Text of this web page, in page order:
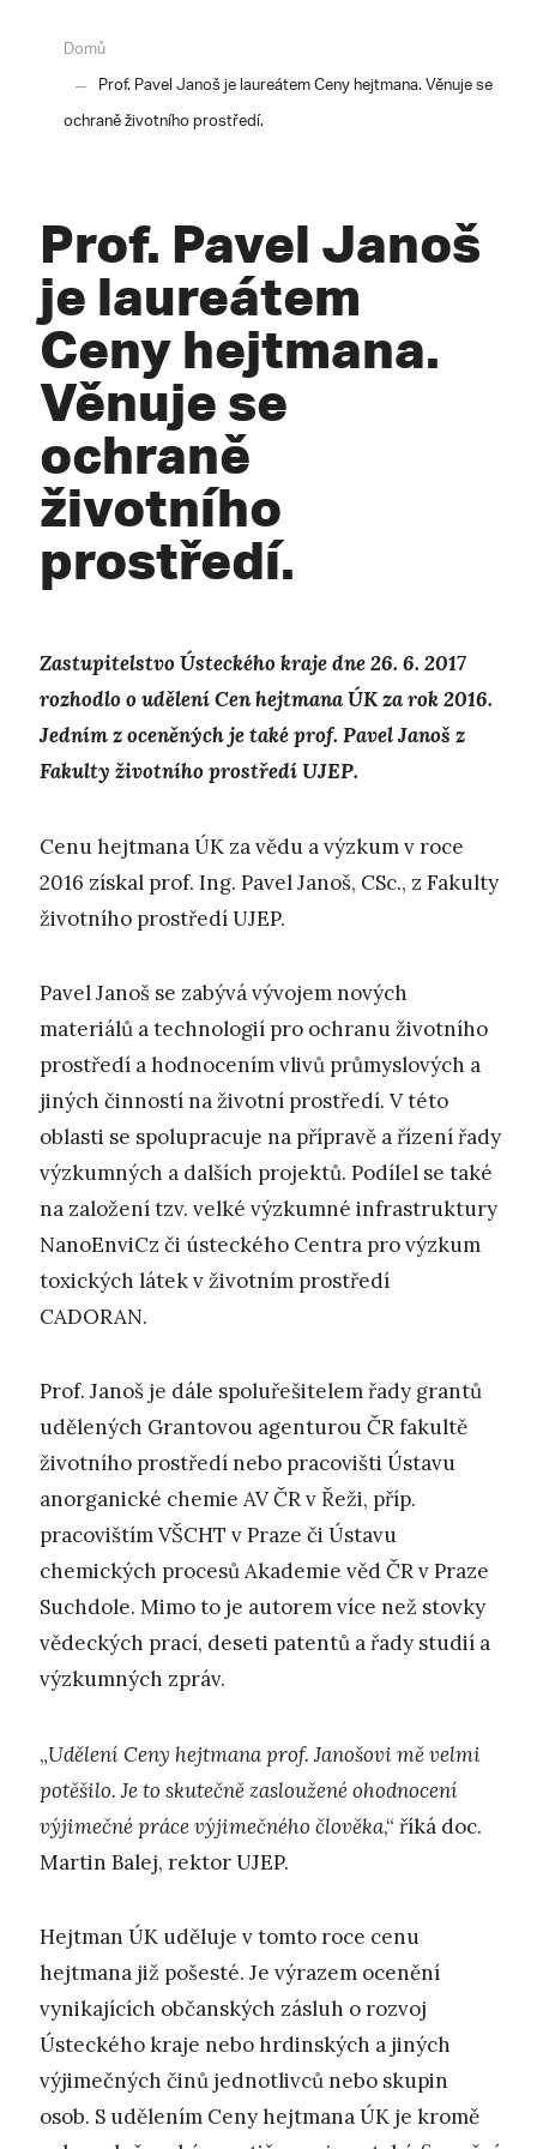
Domů
Prof. Pavel Janoš je laureátem Ceny hejtmana. Věnuje se
ochraně životního prostředí.
Prof. Pavel Janoš
je laureátem
Ceny hejtmana.
Věnuje se
ochraně
životního
prostředí.
Zastupitelstvo Ústeckého kraje dne 26. 6. 2017
rozhodlo o udělení Cen hejtmana ÚK za rok 2016.
Jedním z oceněných je také prof. Pavel Janoš z
Fakulty životního prostředí UJEP.
Cenu hejtmana ÚK za vědu a výzkum v roce
2016 získal prof. Ing. Pavel Janoš, CSc., z Fakulty
životního prostředí UJEP.
Pavel Janoš se zabývá vývojem nových
materiálů a technologií pro ochranu životního
prostředí a hodnocením vlivů průmyslových a
jiných činností na životní prostředí. V této
oblasti se spolupracuje na přípravě a řízení řady
výzkumných a dalších projektů. Podílel se také
na založení tzv. velké výzkumné infrastruktury
NanoEnviCz či ústeckého Centra pro výzkum
toxických látek v životním prostředí
CADORAN.
Prof. Janoš je dále spoluřešitelem řady grantů
udělených Grantovou agenturou ČR fakultě
životního prostředí nebo pracovišti Ústavu
anorganické chemie AV ČR v Řeži, příp.
pracovištím VŠCHT v Praze či Ústavu
chemických procesů Akademie věd ČR v Praze
Suchdole. Mimo to je autorem více než stovky
vědeckých prací, deseti patentů a řady studií a
výzkumných zpráv.
„Udělení Ceny hejtmana prof. Janošovi mě velmi
potěšilo. Je to skutečně zasloužené ohodnocení
výjimečné práce výjimečného člověka,“ říká doc.
Martin Balej, rektor UJEP.
Hejtman ÚK uděluje v tomto roce cenu
hejtmana již pošesté. Je výrazem ocenění
vynikajících občanských zásluh o rozvoj
Ústeckého kraje nebo hrdinských a jiných
výjimečných činů jednotlivců nebo skupin
osob. S udělením Ceny hejtmana ÚK je kromě